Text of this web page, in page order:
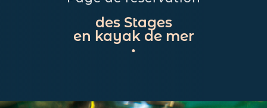
des Stages
en kayak de mer
•